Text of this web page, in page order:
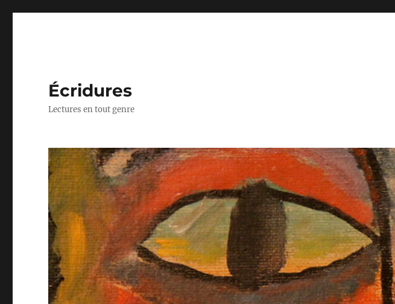
Écridures
Lectures en tout genre